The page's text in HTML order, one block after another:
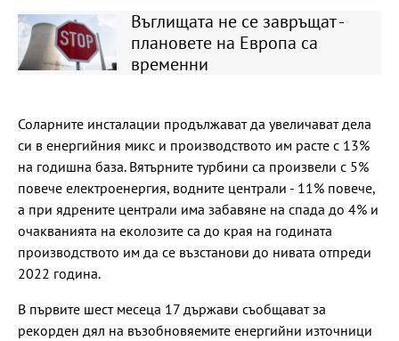
Въглищата не се завръщат -
плановете на Европа са
временни
Соларните инсталации продължават да увеличават дела
си в енергийния микс и производството им расте с 13%
на годишна база. Вятърните турбини са произвели с 5%
повече електроенергия, водните централи - 11% повече,
а при ядрените централи има забавяне на спада до 4% и
очакванията на еколозите са до края на годината
производството им да се възстанови до нивата отпреди
2022 година.
В първите шест месеца 17 държави съобщават за
рекорден дял на възобновяемите енергийни източници